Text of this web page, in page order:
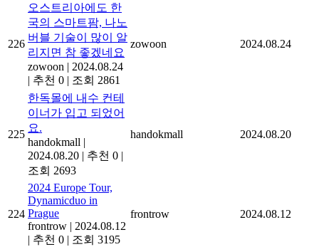
226
오스트리아에도 한
국의 스마트팜, 나노
버블 기술이 많이 알
리지면 참 좋겠네요
zowoon | 2024.08.24
| 추천 0 | 조회 2861
zowoon 2024.08.24
225
한독몰에 내수 컨테
이너가 입고 되었어
요.
handokmall |
2024.08.20 | 추천 0 |
조회 2693
handokmall 2024.08.20
224
2024 Europe Tour,
Dynamicduo in
Prague
frontrow | 2024.08.12
| 추천 0 | 조회 3195
frontrow 2024.08.12